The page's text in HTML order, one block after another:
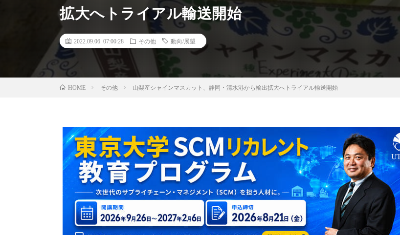
拡大へトライアル輸送開始
2022.09.06 07:00:28 その他 動向/展望
HOME その他 山梨産シャインマスカット、静岡・清水港から輸出拡大へトライアル輸送開始